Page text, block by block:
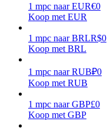
Macht varkentje
1 mpc naar EUR€0
Koop met EUR
1 mpc naar BRLR$0
Koop met BRL
1 mpc naar RUB₽0
Koop met RUB
1 mpc naar GBP£0
Koop met GBP